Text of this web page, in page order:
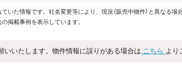
いた情報です。社名変更等により、現況（販売中物件）と異なる場
掲載事例を表示しています。
いいたします。物件情報に誤りがある場合は こちら より